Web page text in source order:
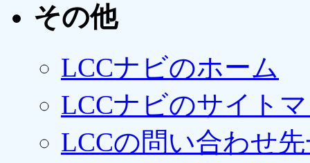
その他
LCCナビのホーム
LCCナビのサイト
LCCの問い合わせ